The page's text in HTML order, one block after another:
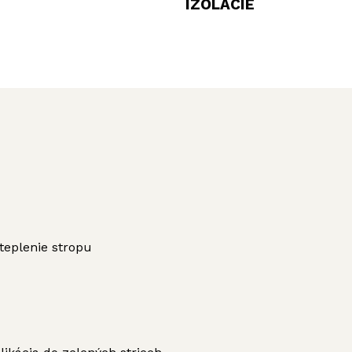
IZOLÁCIE
stropu